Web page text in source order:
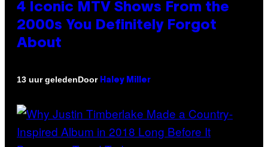
4 Iconic MTV Shows From the
2000s You Definitely Forgot
About
13 uur geledenDoor Haley Miller